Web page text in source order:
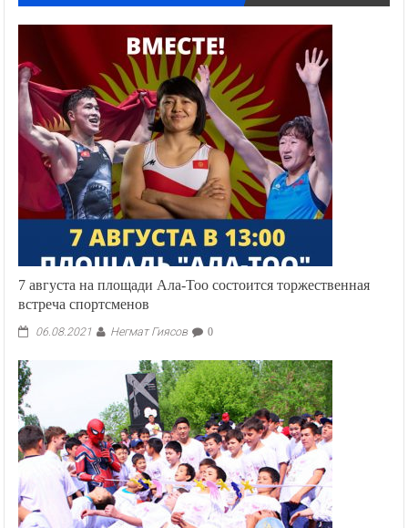
7 августа на площади Ала-Тоо состоится торжественная
встреча спортсменов
06.08.2021 Негмат Гиясов 0